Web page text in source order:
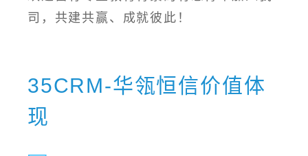
司，共建共赢、成就彼此！
35CRM-华瓴恒信价值体
现